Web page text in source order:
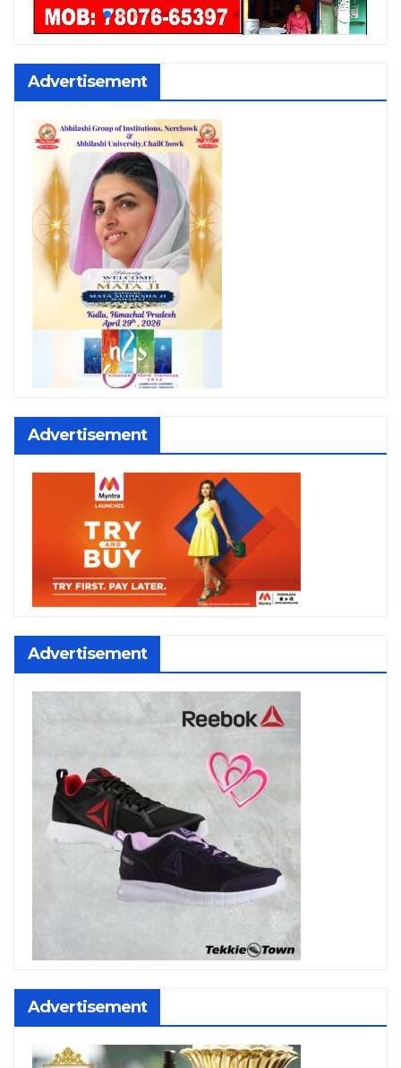
Advertisement
Advertisement
Advertisement
Advertisement